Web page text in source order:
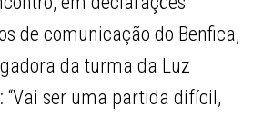
de comunicação do Benfica,
da turma da Luz
“Vai ser uma partida difícil,